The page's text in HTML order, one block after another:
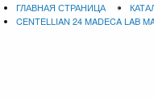
ГЛАВНАЯ СТРАНИЦА
CENTELLIAN 24 MADECA LAB